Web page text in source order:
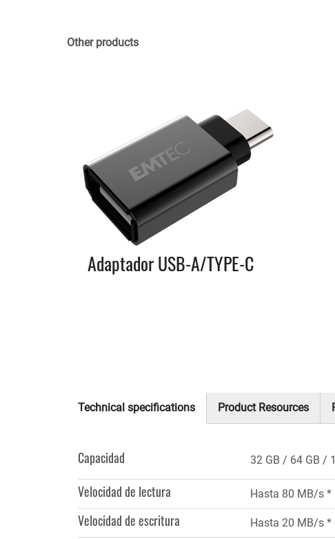
Other products
Adaptador USB-A/TYPE-C
Technical specifications
Product Resources
Capacidad 32 GB 64 GB
Velocidad de lectura Hasta 80 MB/s *
Velocidad de escritura Hasta 20 MB/s *